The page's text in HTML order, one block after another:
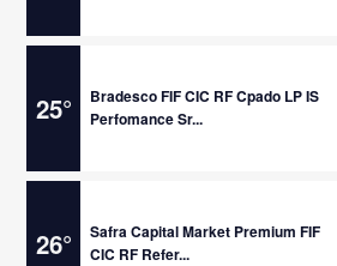
25°
Bradesco FIF CIC RF Cpado LP IS
Perfomance Sr...
26°
Safra Capital Market Premium FIF
CIC RF Refer...